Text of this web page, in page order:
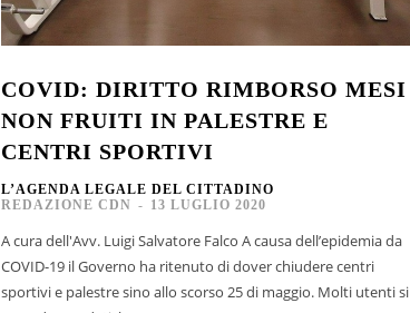
COVID: DIRITTO RIMBORSO MESI
NON FRUITI IN PALESTRE E
CENTRI SPORTIVI
L’AGENDA LEGALE DEL CITTADINO
REDAZIONE CDN - 13 LUGLIO 2020
A cura dell'Avv. Luigi Salvatore Falco A causa dell’epidemia da
COVID-19 il Governo ha ritenuto di dover chiudere centri
sportivi e palestre sino allo scorso 25 di maggio. Molti utenti si